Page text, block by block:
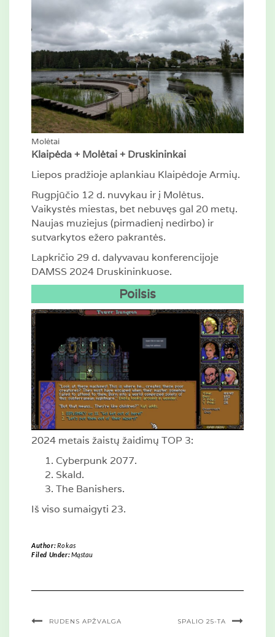
Molėtai
Klaipėda + Molėtai + Druskininkai
Liepos pradžioje aplankiau Klaipėdoje Armių.
Rugpjūčio 12 d. nuvykau ir į Molėtus.
Vaikystės miestas, bet nebuvęs gal 20 metų.
Naujas muziejus (pirmadienį nedirbo) ir
sutvarkytos ežero pakrantės.
Lapkričio 29 d. dalyvavau konferencijoje
DAMSS 2024 Druskininkuose.
Poilsis
2024 metais žaistų žaidimų TOP 3:
Cyberpunk 2077.
Skald.
The Banishers.
Iš viso sumaigyti 23.
Author:Rokas
Filed Under:Mąstau
RUDENS APŽVALGA SPALIO 25-TA